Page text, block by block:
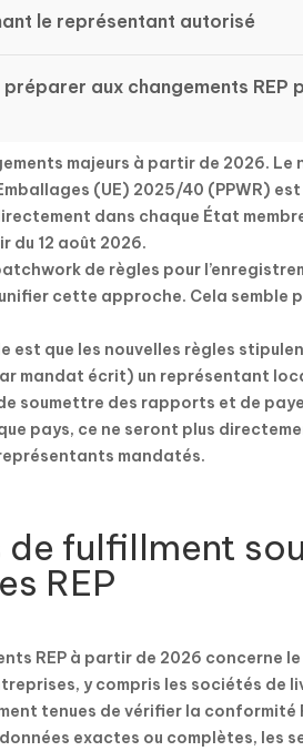
le représentant autorisé
aux changements REP
majeurs à partir de 2026. Le
(UE) 2025/40 (PPWR) est
dans chaque État
du 12 août 2026.
de règles pour
cette approche. Cela semble
est que les nouvelles règles
mandat écrit) un représentant
de soumettre des rapports et de
pays, ce ne seront plus
mandatés.
de fulfillment
REP
REP à partir de 2026 concerne
y compris les sociétés de
tenues de vérifier la conformité
exactes ou complètes, les